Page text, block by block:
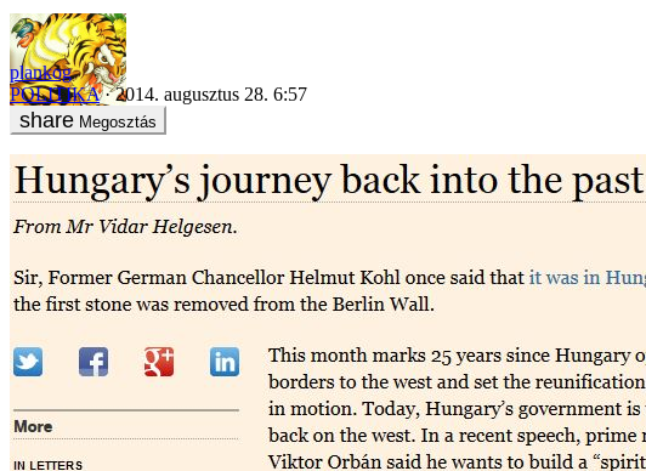
plankog
POLITIKA
2014. augusztus 28. 6:57
Megosztás